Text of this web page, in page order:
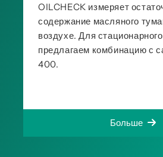
OILCHECK измеряет
содержание масляного
воздухе. Для
предлагаем комбинацию с
400.
Больше